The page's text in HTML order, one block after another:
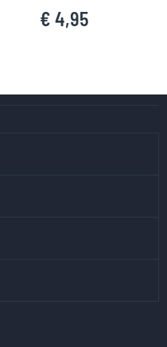
€ 4,95